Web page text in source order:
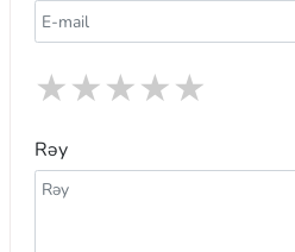
★
★
★
★
★
Rəy